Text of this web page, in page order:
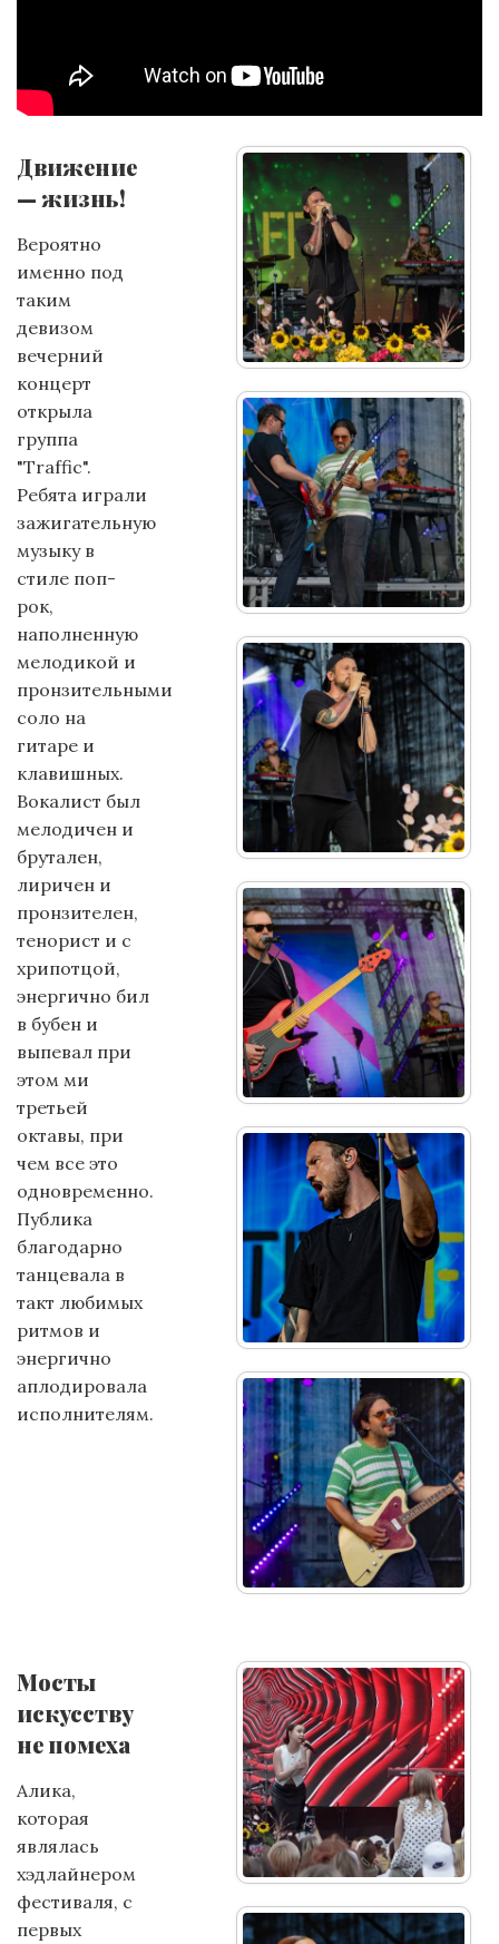
Движение
— жизнь!
Вероятно
именно под
таким
девизом
вечерний
концерт
открыла
группа
"Traffic".
Ребята играли
зажигательную
музыку в
стиле поп-
рок,
наполненную
мелодикой и
пронзительными
соло на
гитаре и
клавишных.
Вокалист был
мелодичен и
брутален,
лиричен и
пронзителен,
тенорист и с
хрипотцой,
энергично бил
в бубен и
выпевал при
этом ми
третьей
октавы, при
чем все это
одновременно.
Публика
благодарно
танцевала в
такт любимых
ритмов и
энергично
аплодировала
исполнителям.
Мосты
искусству
не помеха
Алика,
которая
являлась
хэдлайнером
фестиваля, с
первых